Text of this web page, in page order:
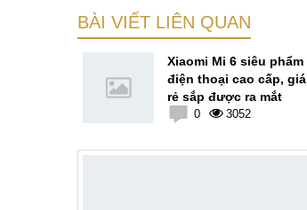
BÀI VIẾT LIÊN QUAN
Xiaomi Mi 6 siêu phẩm
điện thoại cao cấp, giá
rẻ sắp được ra mắt
0 3052